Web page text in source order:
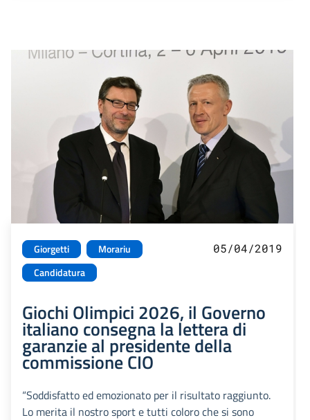
Giorgetti
Morariu
Candidatura
05/04/2019
Giochi Olimpici 2026, il Governo
italiano consegna la lettera di
garanzie al presidente della
commissione CIO
“Soddisfatto ed emozionato per il risultato raggiunto.
Lo merita il nostro sport e tutti coloro che si sono